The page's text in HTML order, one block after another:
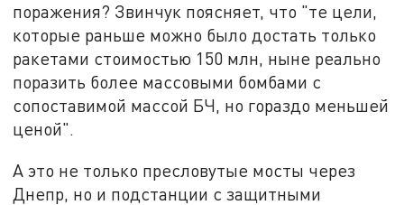
поражения? Звинчук поясняет, что "те цели,
которые раньше можно было достать только
ракетами стоимостью 150 млн, ныне реально
поразить более массовыми бомбами с
сопоставимой массой БЧ, но гораздо меньшей
ценой".
А это не только пресловутые мосты через
Днепр, но и подстанции с защитными